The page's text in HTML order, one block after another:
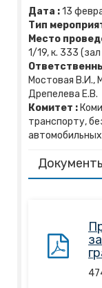
Дата :13
Тип
Место
1/19, к. 333
Мостовая В.И.,
Дрепелева Е.В.
Комитет :
транспорту,